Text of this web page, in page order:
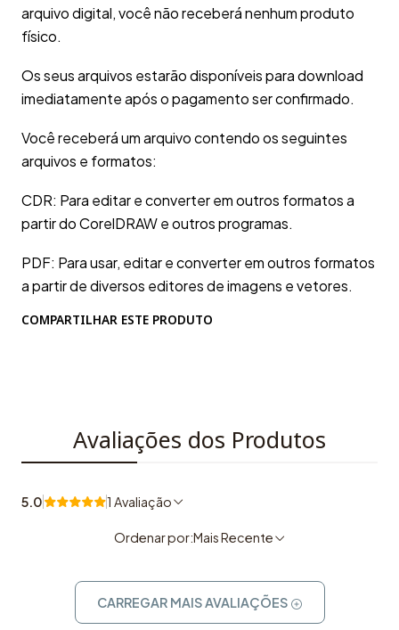
arquivo digital, você não receberá nenhum produto
físico.
Os seus arquivos estarão disponíveis para download
imediatamente após o pagamento ser confirmado.
Você receberá um arquivo contendo os seguintes
arquivos e formatos:
CDR: Para editar e converter em outros formatos a
partir do CorelDRAW e outros programas.
PDF: Para usar, editar e converter em outros formatos
a partir de diversos editores de imagens e vetores.
COMPARTILHAR ESTE PRODUTO
Avaliações dos Produtos
5.0 1 Avaliação
Ordenar por:Mais Recente
CARREGAR MAIS AVALIAÇÕES